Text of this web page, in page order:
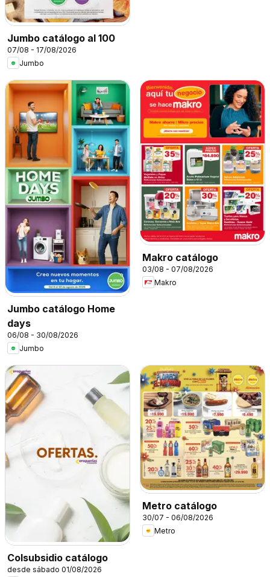
Jumbo catálogo al 100
07/08 - 17/08/2026
Jumbo
Jumbo catálogo Home
days
06/08 - 30/08/2026
Jumbo
Makro catálogo
03/08 - 07/08/2026
Makro
Colsubsidio catálogo
desde sábado 01/08/2026
Metro catálogo
30/07 - 06/08/2026
Metro